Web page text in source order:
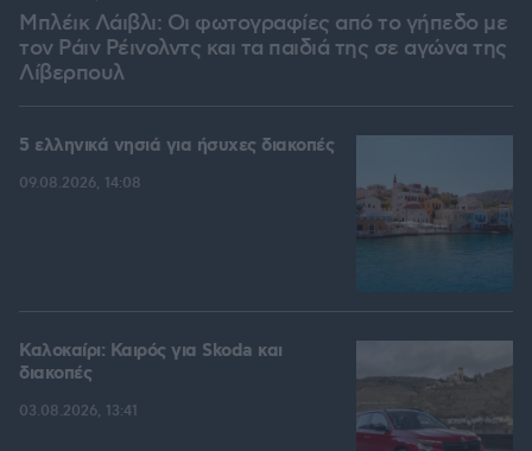
Μπλέικ Λάιβλι: Οι φωτογραφίες από το γήπεδο με
τον Ράιν Ρέινολντς και τα παιδιά της σε αγώνα της
Λίβερπουλ
5 ελληνικά νησιά για ήσυχες διακοπές
09.08.2026, 14:08
Καλοκαίρι: Καιρός για Skoda και
διακοπές
03.08.2026, 13:41